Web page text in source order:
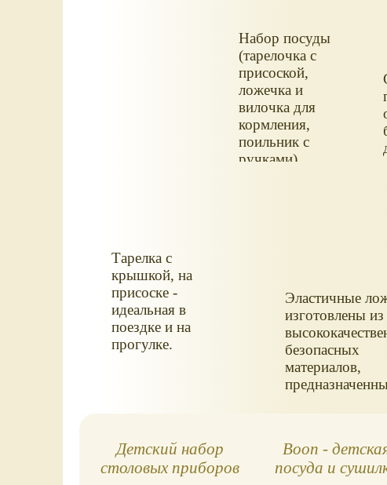
Набор посуды
(тарелочка с
присоской,
ложечка и
вилочка для
кормления,
поильник с
ручками).
Тарелка с
крышкой, на
присоске -
идеальная в
поездке и на
прогулке.
Эластичные
изготовлены из
безопасных
материалов,
Детский набор
столовых приборов
Boon -
посуда и